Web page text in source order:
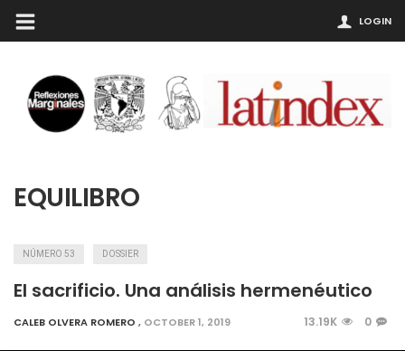
LOGIN
EQUILIBRO
NÚMERO 53 DOSSIER
El sacrificio. Una análisis hermenéutico
CALEB OLVERA ROMERO , OCTOBER 1, 2019 13.19K 0